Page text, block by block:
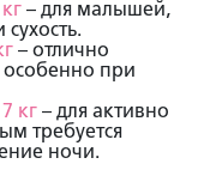
– для малышей,
– отлично
особенно при
кг – для активно
требуется
ночи.